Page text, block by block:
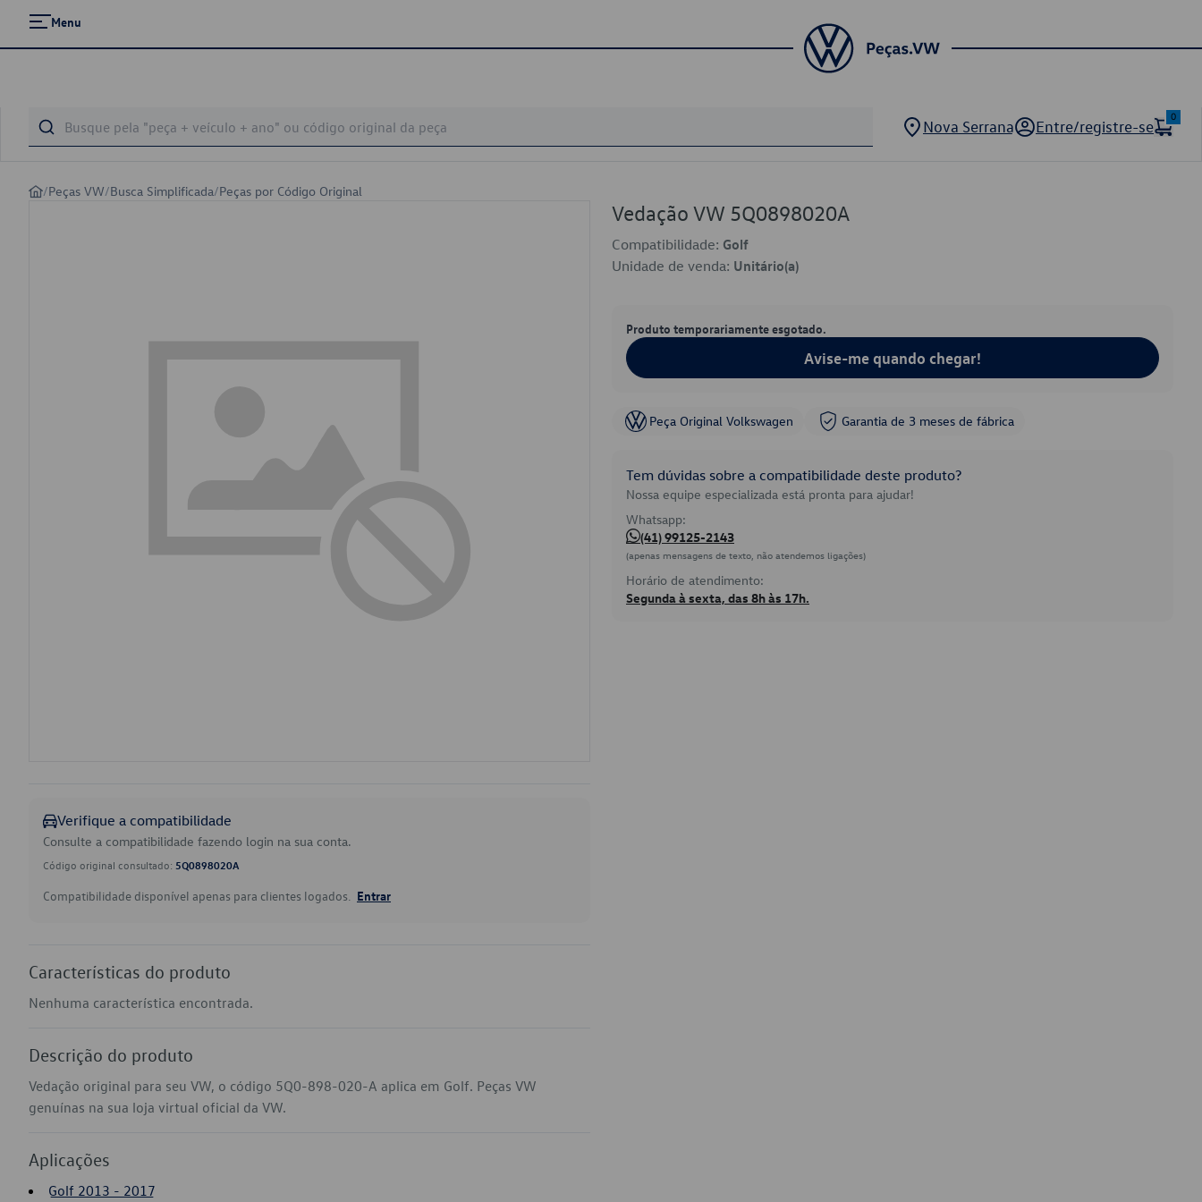
Menu
Nova Serrana Entre/registre-se
0
/Peças VW/Busca Simplificada/Peças por Código Original
Verifique a compatibilidade
Consulte a compatibilidade fazendo login na sua conta.
Código original consultado: 5Q0898020A
Compatibilidade disponível apenas para clientes logados. Entrar
Características do produto
Nenhuma característica encontrada.
Descrição do produto
Vedação original para seu VW, o código 5Q0-898-020-A aplica em Golf. Peças VW
genuínas na sua loja virtual oficial da VW.
Aplicações
Golf 2013 - 2017
Vedação VW 5Q0898020A
Compatibilidade: Golf
Unidade de venda: Unitário(a)
Produto temporariamente esgotado.
Avise-me quando chegar!
Peça Original Volkswagen Garantia de 3 meses de fábrica
Tem dúvidas sobre a compatibilidade deste produto?
Nossa equipe especializada está pronta para ajudar!
Whatsapp:
(41) 99125-2143
(apenas mensagens de texto, não atendemos ligações)
Horário de atendimento:
Segunda à sexta, das 8h às 17h.